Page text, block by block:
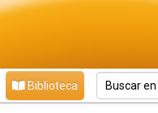
Biblioteca